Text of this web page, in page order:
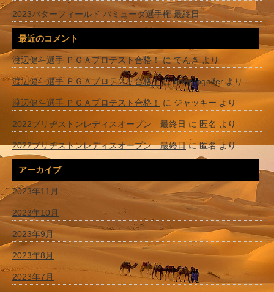
2023バターフィールド バミューダ選手権 最終日
最近のコメント
渡辺健斗選手 ＰＧＡプロテスト合格！に てんき より
渡辺健斗選手 ＰＧＡプロテスト合格！にbouprogolfer より
渡辺健斗選手 ＰＧＡプロテスト合格！ に ジャッキー より
2022ブリヂストンレディスオープン 最終日 に 匿名 より
2022ブリヂストンレディスオープン 最終日に匿名より
アーカイブ
2023年11月
2023年10月
2023年9月
2023年8月
2023年7月